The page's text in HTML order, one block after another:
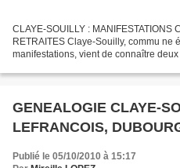
CLAYE-SOUILLY : MANIFESTATIONS
RETRAITES Claye-Souilly, commu
manifestations, vient de connaître
GENEALOGIE CLAYE-
LEFRANCOIS,
Publié le 05/10/2010 à 15:17